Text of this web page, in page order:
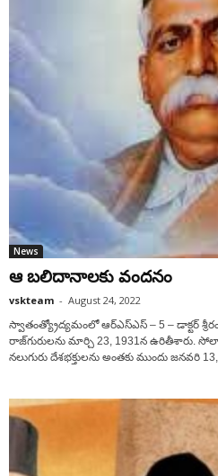
News
ఆ ‌బలిదానాలకు వందనం
vskteam - August 24, 2022
స్వాతంత్య్రోద్యమంలో ఆర్‌ఎస్‌ఎస్‌ – 5 – ‌డాక్టర్‌
‌రాజ్‌గురులను మార్చి 23, 1931న ఉరితీశారు.
నలుగురు దేశభక్తులను అంతకు ముందు జనవరి